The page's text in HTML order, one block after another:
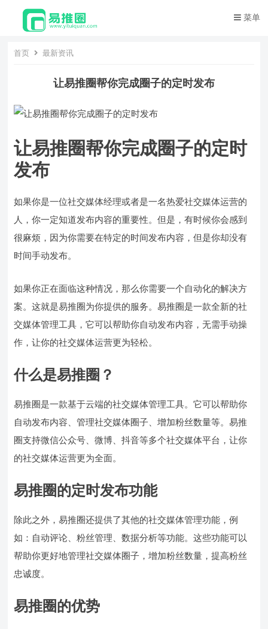
菜单
首页 最新资讯
让易推圈帮你完成圈子的定时发布
让易推圈帮你完成圈子的定时
发布
如果你是一位社交媒体经理或者是一名热爱社交媒体运营的
人，你一定知道发布内容的重要性。但是，有时候你会感到
很麻烦，因为你需要在特定的时间发布内容，但是你却没有
时间手动发布。
如果你正在面临这种情况，那么你需要一个自动化的解决方
案。这就是易推圈为你提供的服务。易推圈是一款全新的社
交媒体管理工具，它可以帮助你自动发布内容，无需手动操
作，让你的社交媒体运营更为轻松。
什么是易推圈？
易推圈是一款基于云端的社交媒体管理工具。它可以帮助你
自动发布内容、管理社交媒体圈子、增加粉丝数量等。易推
圈支持微信公众号、微博、抖音等多个社交媒体平台，让你
的社交媒体运营更为全面。
易推圈的定时发布功能
除此之外，易推圈还提供了其他的社交媒体管理功能，例
如：自动评论、粉丝管理、数据分析等功能。这些功能可以
帮助你更好地管理社交媒体圈子，增加粉丝数量，提高粉丝
忠诚度。
易推圈的优势